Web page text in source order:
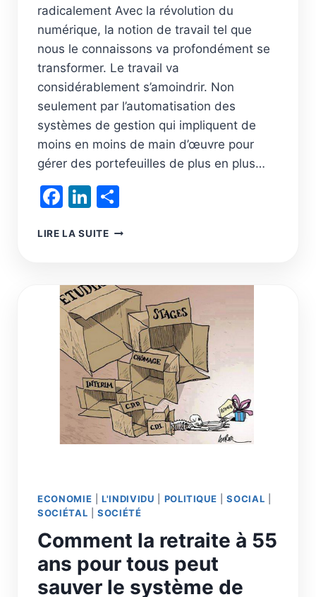
radicalement Avec la révolution du
numérique, la notion de travail tel que
nous le connaissons va profondément se
transformer. Le travail va
considérablement s’amoindrir. Non
seulement par l’automatisation des
systèmes de gestion qui impliquent de
moins en moins de main d’œuvre pour
gérer des portefeuilles de plus en plus…
Facebook
LinkedIn
LIRE LA SUITEL’IMPÔT
AU
REVENU
DE
BASE
ECONOMIE |L'INDIVIDU POLITIQUE |SOCIAL
SOCIÉTAL |SOCIÉTÉ
Comment la retraite à 55
ans pour tous peut
sauver le système de